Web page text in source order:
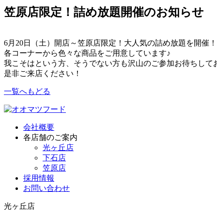
笠原店限定！詰め放題開催のお知らせ
6月20日（土）開店～笠原店限定！大人気の詰め放題を開催！
各コーナーから色々な商品をご用意しています♪
我こそはという方、そうでない方も沢山のご参加お待ちして
是非ご来店ください！
一覧へもどる
会社概要
各店舗のご案内
光ヶ丘店
下石店
笠原店
採用情報
お問い合わせ
光ヶ丘店